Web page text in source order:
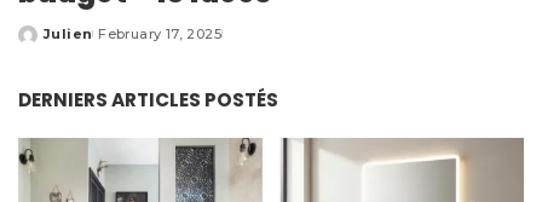
Posted
Julien February 17, 2025
DERNIERS ARTICLES POSTÉS